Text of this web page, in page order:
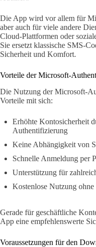
Die App wird vor allem für
aber auch für viele andere
Cloud-Plattformen oder
Sie ersetzt klassische SMS-
Sicherheit und Komfort.
Vorteile der Microsoft-
Die Nutzung der Microsoft-
Vorteile mit sich:
Erhöhte Kontosicherheit
Authentifizierung
Keine Abhängigkeit von
Schnelle Anmeldung per
Unterstützung für
Kostenlose Nutzung ohne
Gerade für geschäftliche
App eine empfehlenswerte
Voraussetzungen für den